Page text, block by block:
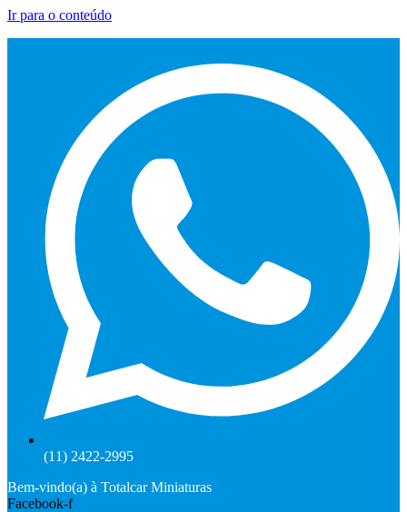
Ir para o conteúdo
(11) 2422-2995
Bem-vindo(a) à Totalcar Miniaturas
Facebook-f